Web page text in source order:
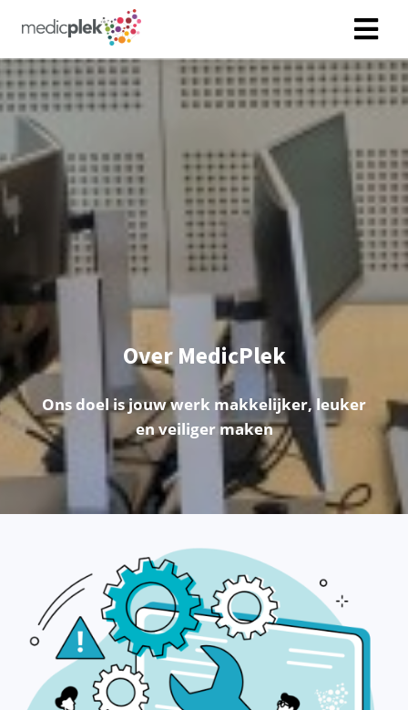
Over MedicPlek
Ons doel is jouw werk makkelijker, leuker
en veiliger maken